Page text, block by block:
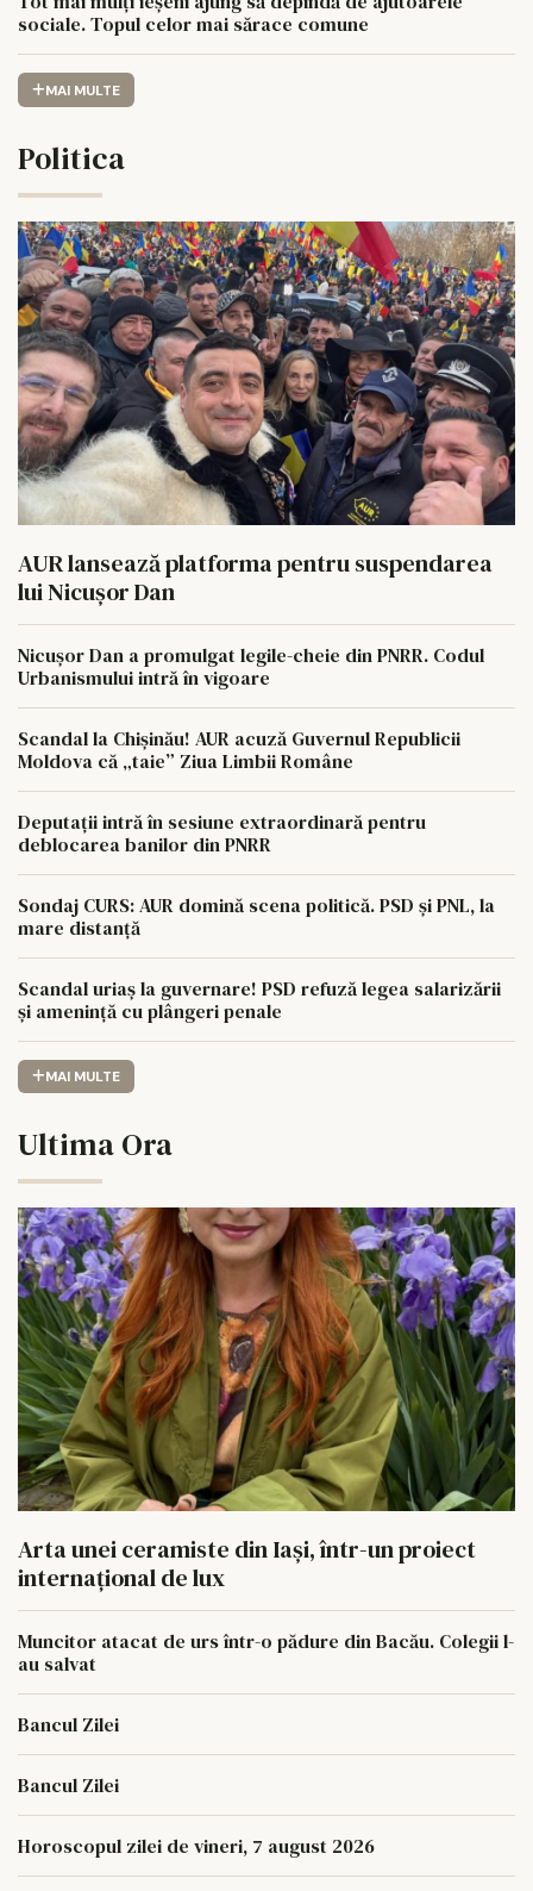
sociale. Topul celor mai sărace comune
MAI MULTE
Politica
AUR lansează platforma pentru suspendarea
lui Nicușor Dan
Nicușor Dan a promulgat legile-cheie din PNRR. Codul
Urbanismului intră în vigoare
Scandal la Chișinău! AUR acuză Guvernul Republicii
Moldova că „taie” Ziua Limbii Române
Deputații intră în sesiune extraordinară pentru
deblocarea banilor din PNRR
Sondaj CURS: AUR domină scena politică. PSD și PNL, la
mare distanță
Scandal uriaș la guvernare! PSD refuză legea salarizării
și amenință cu plângeri penale
MAI MULTE
Ultima Ora
Arta unei ceramiste din Iași, într-un proiect
internațional de lux
Muncitor atacat de urs într-o pădure din Bacău. Colegii l-
au salvat
Bancul Zilei
Bancul Zilei
Horoscopul zilei de vineri, 7 august 2026